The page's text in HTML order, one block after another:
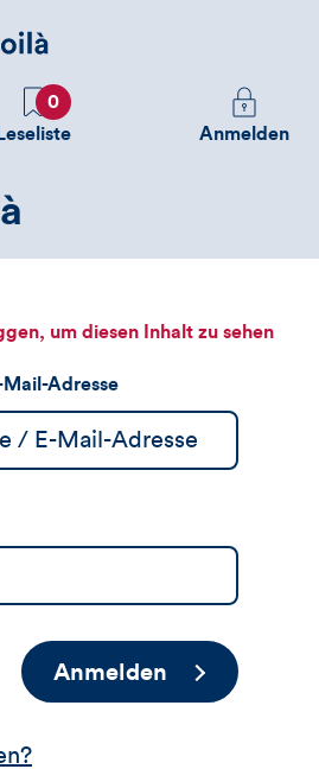
Favoriten
0
Leseliste
Melden
Sie
sehen
Anmelden
um diesen Inhalt zu sehen
Mail-Adresse
Anmelden